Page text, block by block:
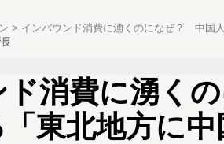
インバウンド消費に湧くのになぜ？ 中国
ド消費に湧く
「東北地方に